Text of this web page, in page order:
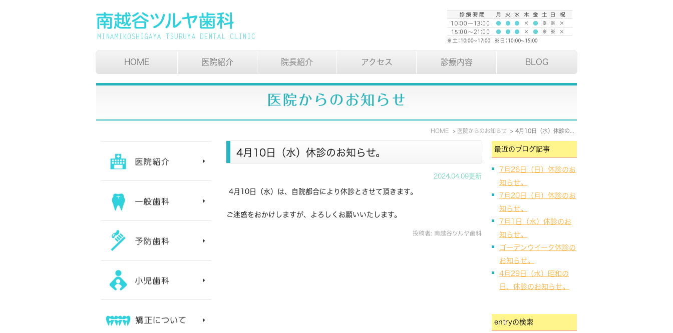
HOME 医院紹介 院長紹介 アクセス 診療内容 BLOG
医院からのお知らせ
HOME 医院からのお知らせ
4月10日（水）休診のお知らせ。
2024.04.09更新
4月10日（水）は、自院都合により休診とさせて頂きます。
ご迷惑をおかけしますが、よろしくお願いいたします。
投稿者: 南越谷ツルヤ歯科
最近のブログ記事
7月26日（日）休診のお
知らせ。
7月20日（月）休診のお
知らせ。
7月1日（水）休診のお
知らせ。
ゴーデンウイーク休診の
お知らせ。
4月29日（水）昭和の
日、休診のお知らせ。
entryの検索